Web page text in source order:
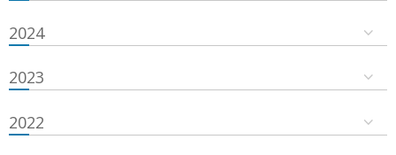
2024
2023
2022